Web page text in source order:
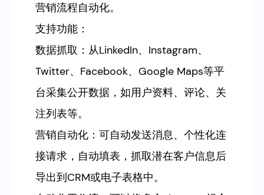
营销流程自动化。
支持功能：
数据抓取：从LinkedIn、Instagram、
Twitter、Facebook、Google Maps等平
台采集公开数据，如用户资料、评论、关
注列表等。
营销自动化：可自动发送消息、个性化连
接请求，自动填表，抓取潜在客户信息后
导出到CRM或电子表格中。